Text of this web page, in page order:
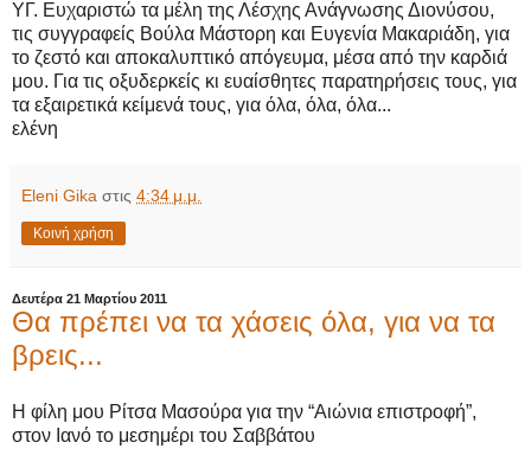
ΥΓ. Ευχαριστώ τα μέλη της Λέσχης Ανάγνωσης Διονύσου,
τις συγγραφείς Βούλα Μάστορη και Ευγενία Μακαριάδη, για
το ζεστό και αποκαλυπτικό απόγευμα, μέσα από την καρδιά
μου. Για τις οξυδερκείς κι ευαίσθητες παρατηρήσεις τους, για
τα εξαιρετικά κείμενά τους, για όλα, όλα, όλα...
ελένη
Eleni Gika στις 4:34 μ.μ.
Κοινή χρήση
Δευτέρα 21 Μαρτίου 2011
Θα πρέπει να τα χάσεις όλα, για να τα
βρεις...
H φίλη μου Ρίτσα Μασούρα για την “Αιώνια επιστροφή”,
στον Ιανό το μεσημέρι του Σαββάτου